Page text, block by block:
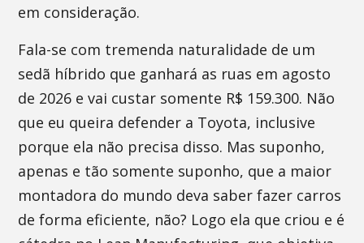
em consideração.
Fala-se com tremenda naturalidade de um
sedã híbrido que ganhará as ruas em agosto
de 2026 e vai custar somente R$ 159.300. Não
que eu queira defender a Toyota, inclusive
porque ela não precisa disso. Mas suponho,
apenas e tão somente suponho, que a maior
montadora do mundo deva saber fazer carros
de forma eficiente, não? Logo ela que criou e é